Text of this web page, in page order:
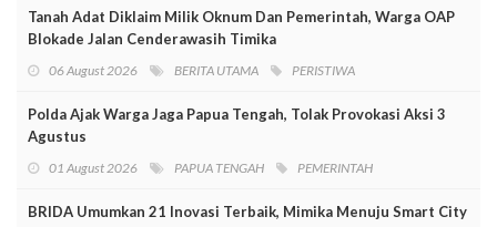
Tanah Adat Diklaim Milik Oknum Dan Pemerintah, Warga OAP
Blokade Jalan Cenderawasih Timika
06 August 2026 BERITA UTAMA PERISTIWA
Polda Ajak Warga Jaga Papua Tengah, Tolak Provokasi Aksi 3
Agustus
01 August 2026 PAPUA TENGAH PEMERINTAH
BRIDA Umumkan 21 Inovasi Terbaik, Mimika Menuju Smart City